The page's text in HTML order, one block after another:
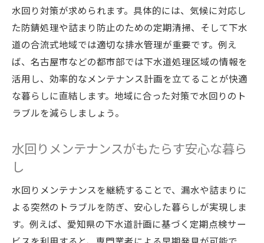
水回り対策が求められます。具体的には、気候に対応し
た防錆処理や詰まり防止のための定期清掃、そして下水
道の合流式地域では適切な排水管理が重要です。例え
ば、名古屋市などの都市部では下水道処理区域の情報を
活用し、効率的なメンテナンス計画を立てることが快適
な暮らしに直結します。地域に合った対策で水回りのト
ラブルを減らしましょう。
水回りメンテナンスがもたらす安心な暮ら
し
水回りメンテナンスを継続することで、漏水や詰まりに
よる突然のトラブルを防ぎ、安心した暮らしが実現しま
す。例えば、愛知県の下水道計画に基づく定期点検サー